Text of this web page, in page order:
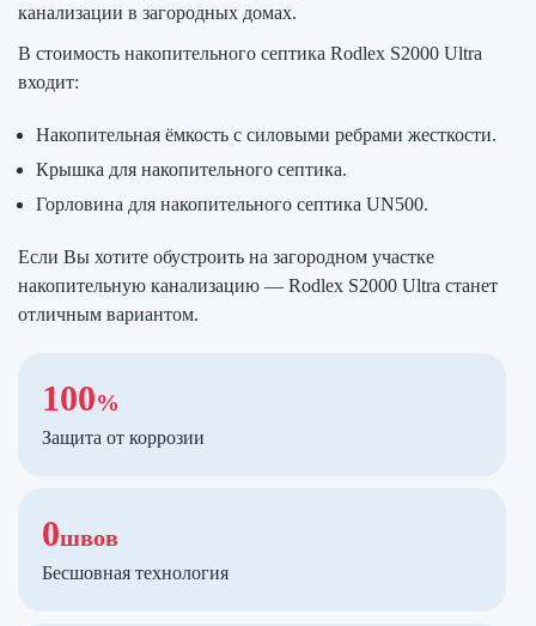
канализации в загородных домах.
В стоимость накопительного септика Rodlex S2000 Ultra
входит:
Накопительная ёмкость с силовыми ребрами жесткости.
Крышка для накопительного септика.
Горловина для накопительного септика UN500.
Если Вы хотите обустроить на загородном участке
накопительную канализацию — Rodlex S2000 Ultra станет
отличным вариантом.
100%
Защита от коррозии
0швов
Бесшовная технология